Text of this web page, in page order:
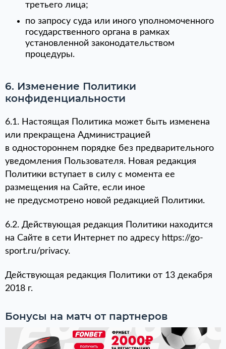
третьего лица;
по запросу суда или иного уполномоченного
государственного органа в рамках
установленной законодательством
процедуры.
6. Изменение Политики
конфиденциальности
6.1. Настоящая Политика может быть изменена
или прекращена Администрацией
в одностороннем порядке без предварительного
уведомления Пользователя. Новая редакция
Политики вступает в силу с момента ее
размещения на Сайте, если иное
не предусмотрено новой редакцией Политики.
6.2. Действующая редакция Политики находится
на Сайте в сети Интернет по адресу https://go-
sport.ru/privacy.
Действующая редакция Политики от 13 декабря
2018 г.
Бонусы на матч от партнеров